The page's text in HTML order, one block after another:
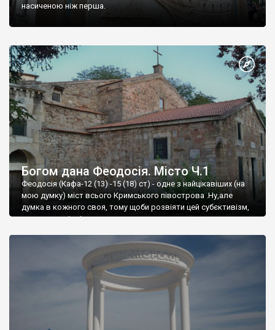
насиченою ніж перша.
Богом дана Феодосія. Місто Ч.1
Феодосія (Кафа-12 (13) -15 (18) ст) - одне з найцікавіших (на
мою думку) міст всього Кримського півострова .Ну,але
думка в кожного своя, тому щоби розвіяти цей субєктивізм,
запрошую відвідати це